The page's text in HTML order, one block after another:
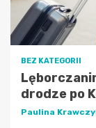
BEZ KATEGORII
drodze po
Paulina